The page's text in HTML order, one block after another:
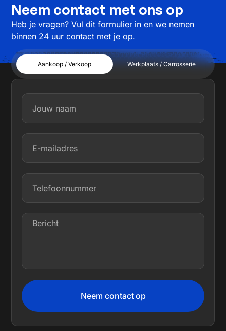
Neem contact met ons op
Heb je vragen? Vul dit formulier in en we nemen
binnen 24 uur contact met je op.
Aankoop / Verkoop Werkplaats / Carrosserie
Neem contact op